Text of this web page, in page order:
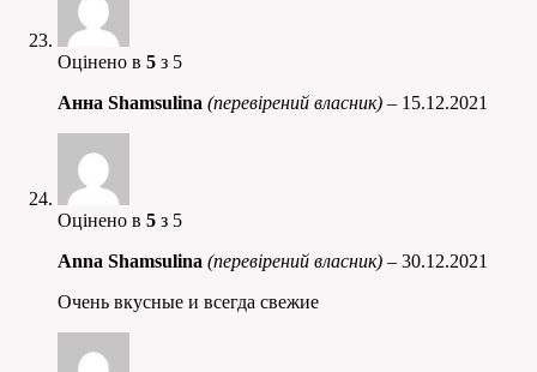
Оцінено в 5 з 5
Анна Shamsulina (перевірений власник) – 15.12.2021
Оцінено в 5 з 5
Anna Shamsulina (перевірений власник) – 30.12.2021
Очень вкусные и всегда свежие